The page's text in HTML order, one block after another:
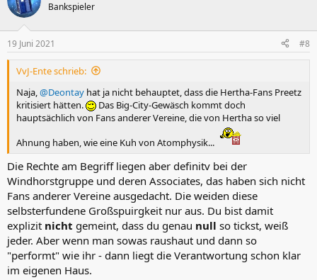
Bankspieler
19 Juni 2021 #8
VvJ-Ente schrieb:
Naja,@Deontay hat ja nicht behauptet, dass die Hertha-Fans Preetz
kritisiert hätten.
Das Big-City-Gewäsch kommt doch
hauptsächlich von Fans anderer Vereine, die von Hertha so viel
Ahnung haben, wie eine Kuh von Atomphysik...
Die Rechte am Begriff liegen aber definitv bei der
Windhorstgruppe und deren Associates, das haben sich nicht
Fans anderer Vereine ausgedacht. Die weiden diese
selbsterfundene Großspuirgkeit nur aus. Du bist damit
explizit nicht gemeint, dass du genau null so tickst, weiß
jeder. Aber wenn man sowas raushaut und dann so
"performt" wie ihr - dann liegt die Verantwortung schon klar
im eigenen Haus.